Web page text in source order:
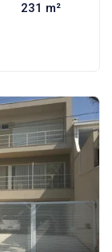
231 m²